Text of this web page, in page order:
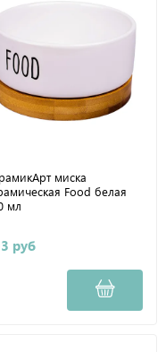
миска
Food белая
мл
руб